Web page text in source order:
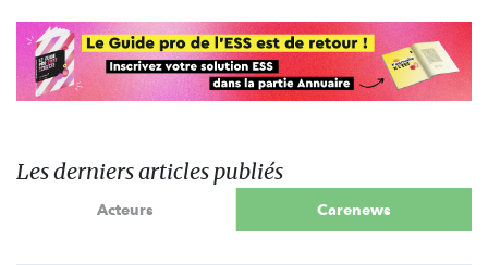
Les derniers articles publiés
Acteurs Carenews